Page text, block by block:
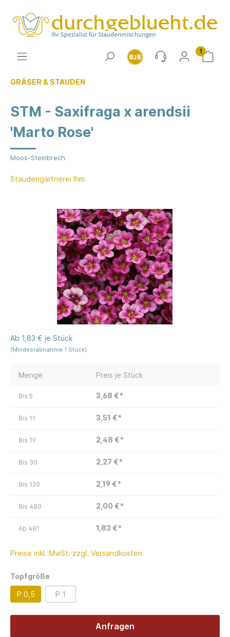
1
GRÄSER & STAUDEN
STM - Saxifraga x arendsii
'Marto Rose'
Moos-Steinbrech
Staudengärtnerei Ihm
Ab 1,83 € je Stück
(Mindestabnahme 1 Stück)
Menge Preis je Stück
Bis 5 3,68 €*
Bis 11 3,51 €*
Bis 19 2,48 €*
Bis 30 2,27 €*
Bis 120 2,19 €*
Bis 480 2,00 €*
Ab 481 1,83 €*
Preise inkl. MwSt. zzgl. Versandkosten
Topfgröße
P 0,5 P 1
Anfragen